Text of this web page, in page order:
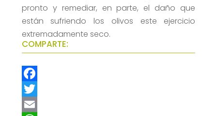
pronto y remediar, en parte, el daño que
están sufriendo los olivos este ejercicio
extremadamente seco.
COMPARTE:
F
a
T